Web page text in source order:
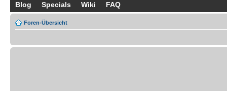
Blog Specials Wiki FAQ
Foren-Übersicht